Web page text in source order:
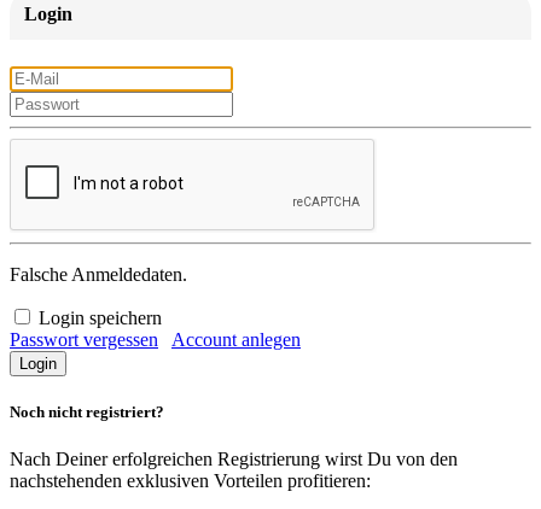
Login
Falsche Anmeldedaten.
Login speichern
Passwort vergessen
Account anlegen
Noch nicht registriert?
Nach Deiner erfolgreichen Registrierung wirst Du von den
nachstehenden exklusiven Vorteilen profitieren: